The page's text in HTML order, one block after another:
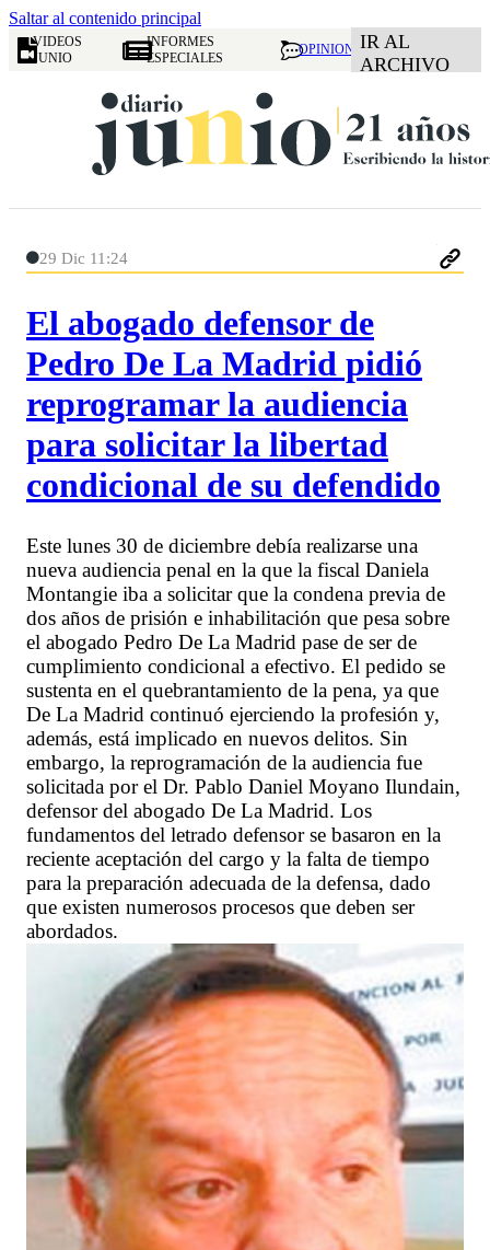
Saltar al contenido principal
VIDEOS
JUNIO
INFORMES
ESPECIALES
OPINION IR AL
ARCHIVO
29 Dic 11:24
El abogado defensor de
Pedro De La Madrid pidió
reprogramar la audiencia
para solicitar la libertad
condicional de su defendido
Este lunes 30 de diciembre debía realizarse una
nueva audiencia penal en la que la fiscal Daniela
Montangie iba a solicitar que la condena previa de
dos años de prisión e inhabilitación que pesa sobre
el abogado Pedro De La Madrid pase de ser de
cumplimiento condicional a efectivo. El pedido se
sustenta en el quebrantamiento de la pena, ya que
De La Madrid continuó ejerciendo la profesión y,
además, está implicado en nuevos delitos. Sin
embargo, la reprogramación de la audiencia fue
solicitada por el Dr. Pablo Daniel Moyano Ilundain,
defensor del abogado De La Madrid. Los
fundamentos del letrado defensor se basaron en la
reciente aceptación del cargo y la falta de tiempo
para la preparación adecuada de la defensa, dado
que existen numerosos procesos que deben ser
abordados.